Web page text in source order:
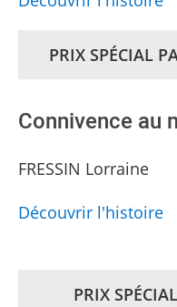
PRIX SPÉCIAL
Connivence au
FRESSIN Lorraine
Découvrir l'histoire
PRIX